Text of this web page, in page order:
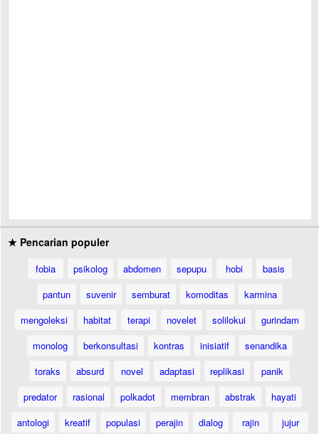
★ Pencarian populer
fobia psikolog abdomen sepupu hobi
basis
pantun
suvenir semburat komoditas
karmina
mengoleksi
habitat terapi novelet solilokui
gurindam
monolog
berkonsultasi kontras inisiatif
senandika
toraks
absurd novel adaptasi replikasi
panik
predator
rasional polkadot membran abstrak
hayati
antologi
kreatif populasi perajin dialog rajin
jujur